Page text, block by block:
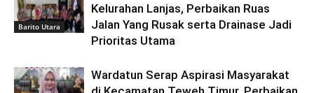
Barito Utara
Kelurahan Lanjas, Perbaikan Ruas
Jalan Yang Rusak serta Drainase Jadi
Prioritas Utama
Wardatun Serap Aspirasi Masyarakat